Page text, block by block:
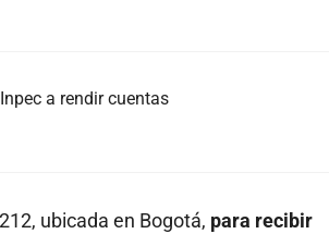
a rendir cuentas
ubicada en Bogotá, para recibir